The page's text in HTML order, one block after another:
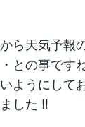
天気予報
との事です
ようにし
した !!